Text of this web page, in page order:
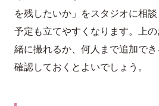
を残したいか」をスタジオに相
予定も立てやすくなります。上
緒に撮れるか、何人まで追加で
確認しておくとよいでしょう。